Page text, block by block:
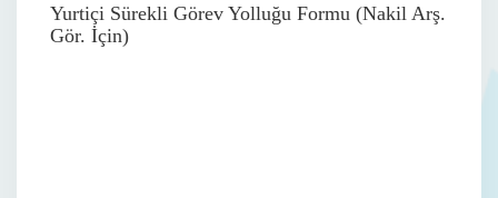
Yurtiçi Sürekli Görev Yolluğu Formu (Nakil Arş.
Gör. İçin)